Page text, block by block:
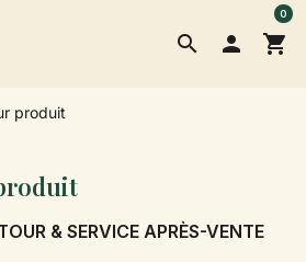
search  shopping_cart
0
produit
& SERVICE APRÈS-VENTE